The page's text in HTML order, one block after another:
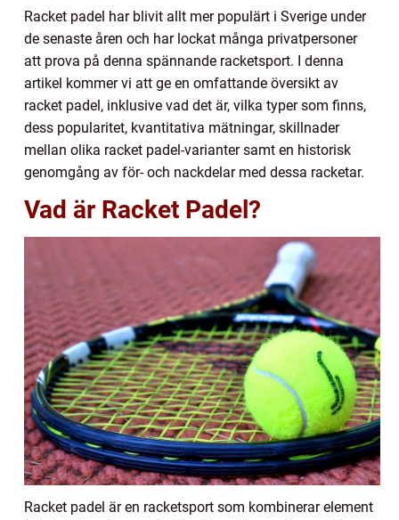
Racket padel har blivit allt mer populärt i Sverige under
de senaste åren och har lockat många privatpersoner
att prova på denna spännande racketsport. I denna
artikel kommer vi att ge en omfattande översikt av
racket padel, inklusive vad det är, vilka typer som finns,
dess popularitet, kvantitativa mätningar, skillnader
mellan olika racket padel-varianter samt en historisk
genomgång av för- och nackdelar med dessa racketar.
Vad är Racket Padel?
Racket padel är en racketsport som kombinerar element